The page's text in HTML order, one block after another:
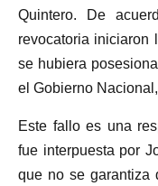
Quintero. De
revocatoria iniciaron
se hubiera
el Gobierno
Este fallo es una
fue interpuesta por
que no se garantiza